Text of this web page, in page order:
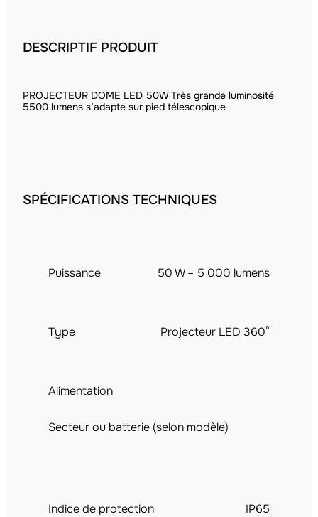
DESCRIPTIF PRODUIT
PROJECTEUR DOME LED 50W Très grande luminosité
5500 lumens s’adapte sur pied télescopique
SPÉCIFICATIONS TECHNIQUES
Puissance 50 W – 5 000 lumens
Type Projecteur LED 360°
Alimentation
Secteur ou batterie (selon modèle)
Indice de protection IP65